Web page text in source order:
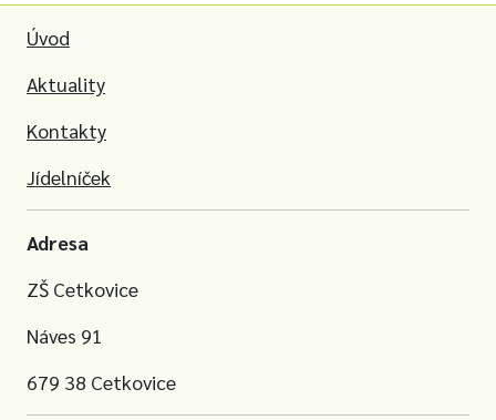
Úvod
Aktuality
Kontakty
Jídelníček
Adresa
ZŠ Cetkovice
Náves 91
679 38 Cetkovice